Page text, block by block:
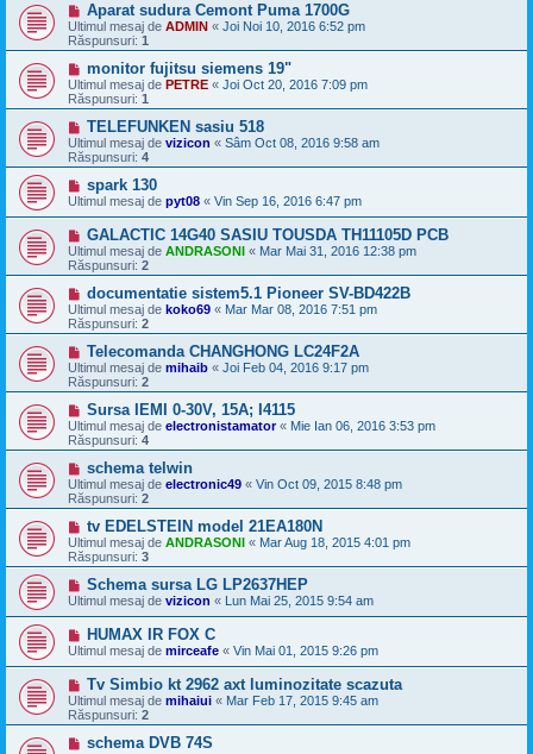
Aparat sudura Cemont Puma 1700G
Ultimul mesaj de ADMIN « Joi Noi 10, 2016 6:52 pm
Răspunsuri: 1
monitor fujitsu siemens 19"
Ultimul mesaj de PETRE « Joi Oct 20, 2016 7:09 pm
Răspunsuri: 1
TELEFUNKEN sasiu 518
Ultimul mesaj de vizicon « Sâm Oct 08, 2016 9:58 am
Răspunsuri: 4
spark 130
Ultimul mesaj de pyt08 « Vin Sep 16, 2016 6:47 pm
GALACTIC 14G40 SASIU TOUSDA TH11105D PCB
Ultimul mesaj de ANDRASONI « Mar Mai 31, 2016 12:38 pm
Răspunsuri: 2
documentatie sistem5.1 Pioneer SV-BD422B
Ultimul mesaj de koko69 « Mar Mar 08, 2016 7:51 pm
Răspunsuri: 2
Telecomanda CHANGHONG LC24F2A
Ultimul mesaj de mihaib « Joi Feb 04, 2016 9:17 pm
Răspunsuri: 2
Sursa IEMI 0-30V, 15A; I4115
Ultimul mesaj de electronistamator« Mie Ian 06, 2016 3:53 pm
Răspunsuri: 4
schema telwin
Ultimul mesaj de electronic49 « Vin Oct 09, 2015 8:48 pm
Răspunsuri: 2
tv EDELSTEIN model 21EA180N
Ultimul mesaj de ANDRASONI « Mar Aug 18, 2015 4:01 pm
Răspunsuri: 3
Schema sursa LG LP2637HEP
Ultimul mesaj de vizicon « Lun Mai 25, 2015 9:54 am
HUMAX IR FOX C
Ultimul mesaj de mirceafe « Vin Mai 01, 2015 9:26 pm
Tv Simbio kt 2962 axt luminozitate scazuta
Ultimul mesaj de mihaiui « Mar Feb 17, 2015 9:45 am
Răspunsuri: 2
schema DVB 74S